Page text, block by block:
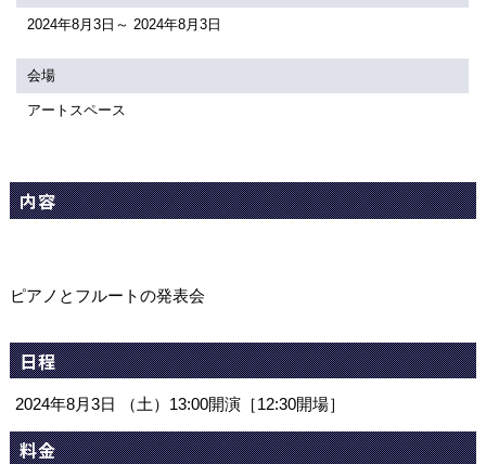
アクセシビリティ/
座席表 月間スケジュール
サイトマップ
2024年8月3日～ 2024年8月3日
会場
アートスペース
内容
ピアノとフルートの発表会
日程
2024年8月3日 （土）13:00開演［12:30開場］
料金